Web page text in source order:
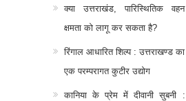
क्या उत्तराखंड, पारिस्थितिक वहन
क्षमता को लागू कर सकता है?
रिंगाल आधारित शिल्प : उत्तराखण्ड का
एक परम्परागत कुटीर उद्योग
कानिया के प्रेम में दीवानी सुबनी :